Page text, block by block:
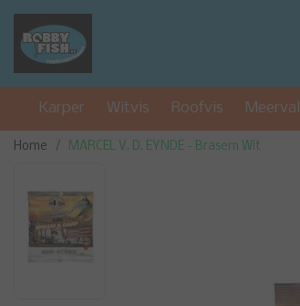
Karper Witvis Roofvis Meerval
Home MARCEL V. D. EYNDE - Brasem Wit